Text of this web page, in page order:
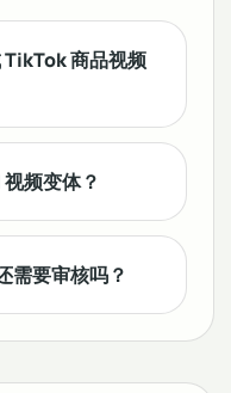
TikTok 商品视频
频变体？
需要审核吗？